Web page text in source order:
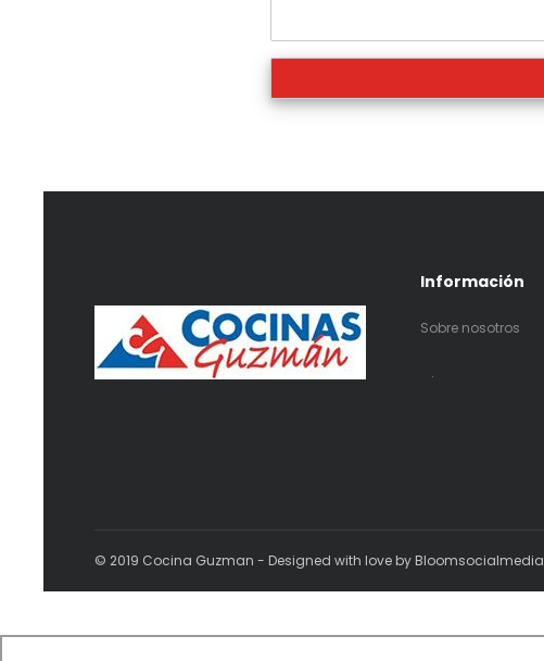
Información
Sobre nosotros
.
© 2019 Cocina Guzman - Designed with love by Bloomsocialmedia